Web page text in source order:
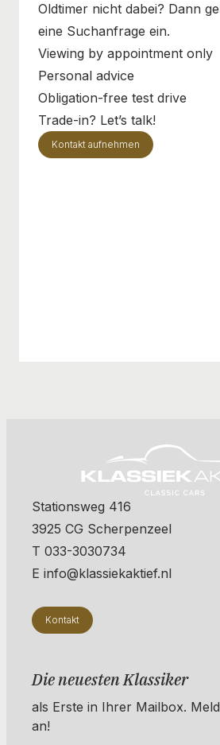
Oldtimer nicht dabei? Dann
eine Suchanfrage ein.
Viewing by appointment only
Personal advice
Obligation-free test drive
Trade-in? Let’s talk!
Kontakt aufnehmen
Stationsweg 416
3925 CG Scherpenzeel
T 033-3030734
E info@klassiekaktief.nl
Kontakt
Die neuesten Klassiker
als Erste in Ihrer Mailbox.
an!